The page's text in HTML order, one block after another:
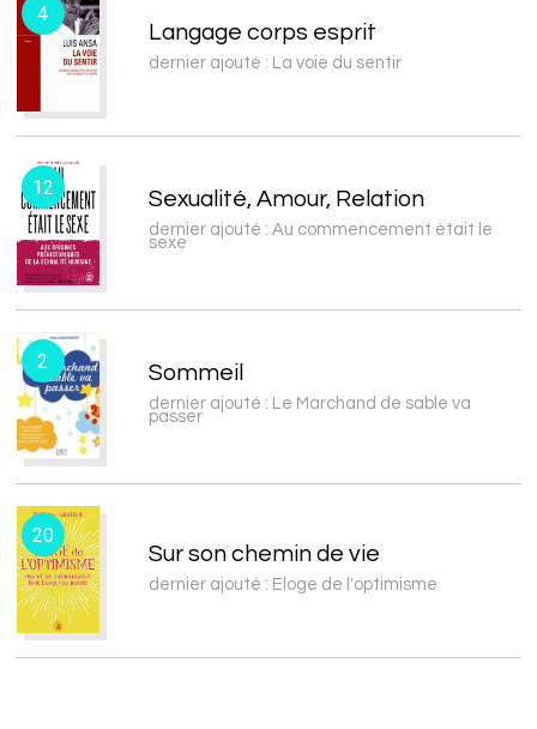
4
Langage corps esprit
dernier ajouté : La voie du sentir
12 Sexualité, Amour, Relation
dernier ajouté : Au commencement était le
sexe
2 Sommeil
dernier ajouté : Le Marchand de sable va
passer
20
Sur son chemin de vie
dernier ajouté : Eloge de l'optimisme